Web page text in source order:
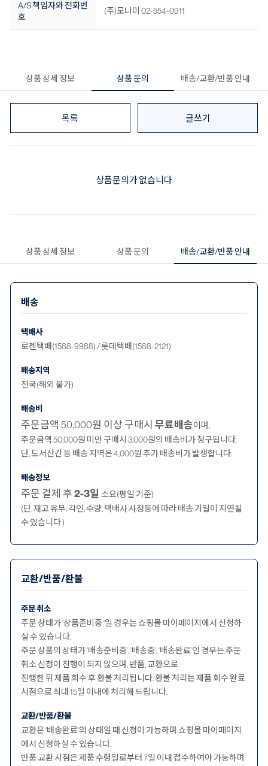
A/S 책임자와 전화번
호
(주)모나미 02-554-0911
상품 상세 정보 상품 문의 배송/교환/반품 안내
목록 글쓰기
상품문의가 없습니다
상품 상세 정보 상품 문의 배송/교환/반품 안내
배송
택배사
로젠택배(1588-9988) / 롯데택배(1588-2121)
배송지역
전국(해외 불가)
배송비
주문금액 50,000원 이상 구매시 무료배송이며,
주문금액 50,000원 미만 구매시 3,000원의 배송비가 청구됩니다.
단, 도서산간 등 배송 지역은 4,000원 추가 배송비가 발생합니다.
배송정보
주문 결제 후 2-3일 소요(평일 기준)
(단, 재고 유무, 각인, 수량, 택배사 사정등에 따라 배송 기일이 지연될
수 있습니다.)
교환/반품/환불
주문 취소
주문 상태가 '상품준비중 '일 경우는 쇼핑몰 마이페이지에서 신청하
실 수 있습니다.
주문 상품의 상태가 ‘배송준비중’, ‘배송중’, ‘배송완료’인 경우는 주문
취소 신청이 진행이 되지 않으며, 반품, 교환으로
진행한 뒤 제품 회수 후 환불 처리됩니다. 환불 처리는 제품 회수 완료
시점으로 최대 15일 이내에 처리해 드립니다.
교환/반품/환불
교환은 '배송완료'의 상태일 때 신청이 가능하며 쇼핑몰 마이페이지
에서 신청하실 수 있습니다.
반품 교환 시점은 제품 수령일로부터 7일 이내 접수하여야 가능하며